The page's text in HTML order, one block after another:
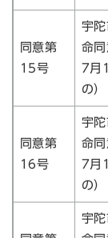
同意第
15号
宇
命
7月
の）
同意第
16号
宇
命
7月
の）
宇